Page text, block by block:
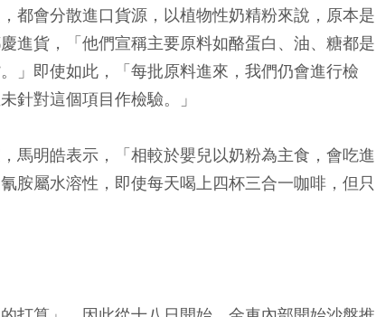
都會分散進口貨源，以植物性奶精粉來說，原本是
進貨，「他們宣稱主要原料如酪蛋白、油、糖都是
」即使如此，「每批原料進來，我們仍會進行檢
針對這個項目作檢驗。」
馬明皓表示，「相較於嬰兒以奶粉為主食，會吃進
胺屬水溶性，即使每天喝上四杯三合一咖啡，但只